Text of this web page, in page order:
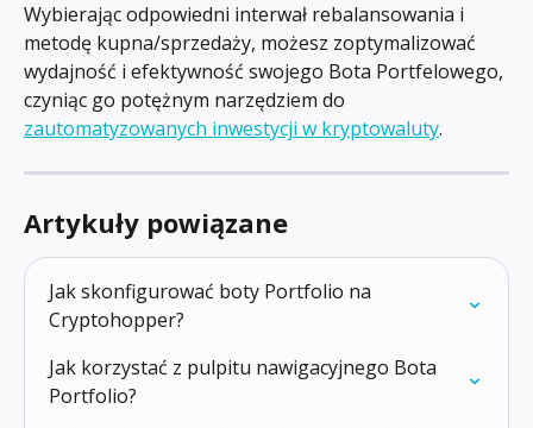
Wybierając odpowiedni interwał rebalansowania i
metodę kupna/sprzedaży, możesz zoptymalizować
wydajność i efektywność swojego Bota Portfelowego,
czyniąc go potężnym narzędziem do
zautomatyzowanych inwestycji w kryptowaluty.
Artykuły powiązane
Jak skonfigurować boty Portfolio na
Cryptohopper?
Jak korzystać z pulpitu nawigacyjnego Bota
Portfolio?